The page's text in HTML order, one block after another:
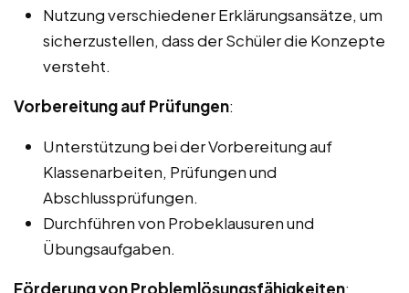
Nutzung verschiedener Erklärungsansätze, um
sicherzustellen, dass der Schüler die Konzepte
versteht.
Vorbereitung auf Prüfungen:
Unterstützung bei der Vorbereitung auf
Klassenarbeiten, Prüfungen und
Abschlussprüfungen.
Durchführen von Probeklausuren und
Übungsaufgaben.
Förderung von Problemlösungsfähigkeiten: